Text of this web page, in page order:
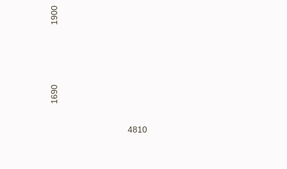
4810
1690
1900